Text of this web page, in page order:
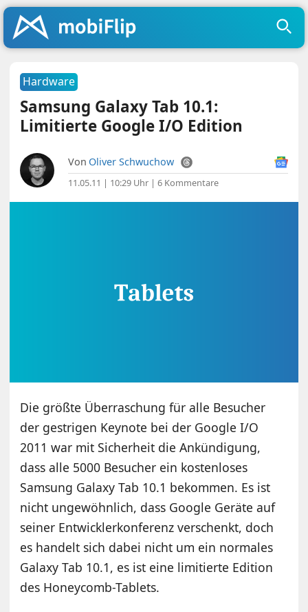
Hardware
Samsung Galaxy Tab 10.1:
Limitierte Google I/O Edition
Von Oliver Schwuchow
11.05.11 | 10:29 Uhr |6 Kommentare
Die größte Überraschung für alle Besucher
der gestrigen Keynote bei der Google I/O
2011 war mit Sicherheit die Ankündigung,
dass alle 5000 Besucher ein kostenloses
Samsung Galaxy Tab 10.1 bekommen. Es ist
nicht ungewöhnlich, dass Google Geräte auf
seiner Entwicklerkonferenz verschenkt, doch
es handelt sich dabei nicht um ein normales
Galaxy Tab 10.1, es ist eine limitierte Edition
des Honeycomb-Tablets.